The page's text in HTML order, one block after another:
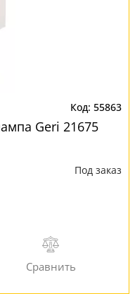
55863
Geri 21675
Под заказ